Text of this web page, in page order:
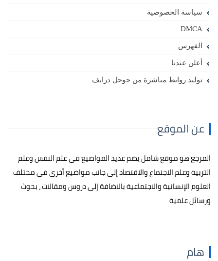
سياسة الخصوصية
DMCA
الفهرس
أعلن عندنا
توليد روابط مباشرة من جوجل درايف
عن الموقع
المرجع هو موقع شامل يضم عديد المواضيع في علم النفس وعلم
التربية وعلم الاجتماع والاقتصاد إلى جانب مواضيع أخرى في مختلف
العلوم الإنسانية والاجتماعية بالاضافة إلى دروس ومقالات ، بحوث
ورسائل علمية
هام